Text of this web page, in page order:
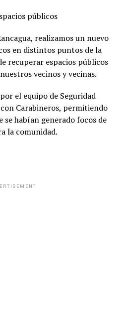
públicos
realizamos un nuevo
en distintos puntos de la
recuperar espacios públicos
vecinos y vecinas.
el equipo de Seguridad
Carabineros, permitiendo
habían generado focos de
la comunidad.